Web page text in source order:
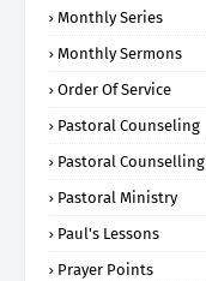
Monthly Series
Monthly Sermons
Order Of Service
Pastoral Counseling
Pastoral Counselling
Pastoral Ministry
Paul's Lessons
Prayer Points